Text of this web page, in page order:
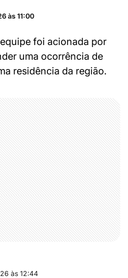
às 11:00
foi acionada por
uma ocorrência de
residência da região.
às 12:44